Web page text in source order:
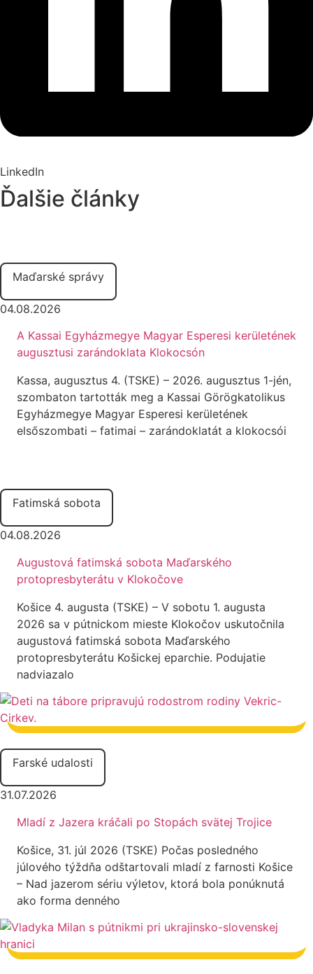
LinkedIn
Ďalšie články
Maďarské správy
04.08.2026
A Kassai Egyházmegye Magyar Esperesi kerületének
augusztusi zarándoklata Klokocsón
Kassa, augusztus 4. (TSKE) – 2026. augusztus 1-jén,
szombaton tartották meg a Kassai Görögkatolikus
Egyházmegye Magyar Esperesi kerületének
elsőszombati – fatimai – zarándoklatát a klokocsói
Fatimská sobota
04.08.2026
Augustová fatimská sobota Maďarského
protopresbyterátu v Klokočove
Košice 4. augusta (TSKE) – V sobotu 1. augusta
2026 sa v pútnickom mieste Klokočov uskutočnila
augustová fatimská sobota Maďarského
protopresbyterátu Košickej eparchie. Podujatie
nadviazalo
Farské udalosti
31.07.2026
Mladí z Jazera kráčali po Stopách svätej Trojice
Košice, 31. júl 2026 (TSKE) Počas posledného
júlového týždňa odštartovali mladí z farnosti Košice
– Nad jazerom sériu výletov, ktorá bola ponúknutá
ako forma denného